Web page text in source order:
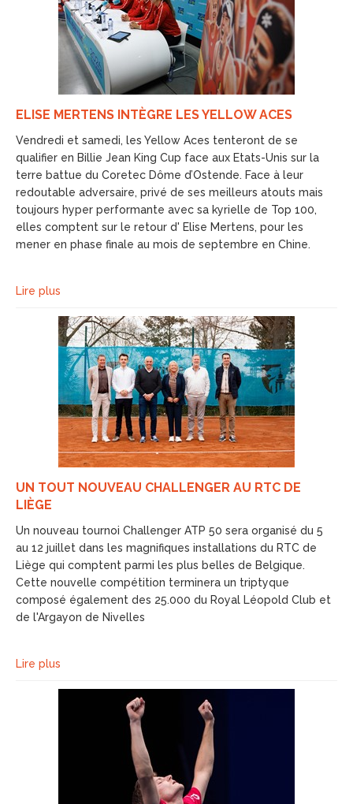
ELISE MERTENS INTÈGRE LES YELLOW ACES
Vendredi et samedi, les Yellow Aces tenteront de se
qualifier en Billie Jean King Cup face aux Etats-Unis sur la
terre battue du Coretec Dôme d’Ostende. Face à leur
redoutable adversaire, privé de ses meilleurs atouts mais
toujours hyper performante avec sa kyrielle de Top 100,
elles comptent sur le retour d' Elise Mertens, pour les
mener en phase finale au mois de septembre en Chine.
Lire plus
UN TOUT NOUVEAU CHALLENGER AU RTC DE
LIÈGE
Un nouveau tournoi Challenger ATP 50 sera organisé du 5
au 12 juillet dans les magnifiques installations du RTC de
Liège qui comptent parmi les plus belles de Belgique.
Cette nouvelle compétition terminera un triptyque
composé également des 25.000 du Royal Léopold Club et
de l'Argayon de Nivelles
Lire plus